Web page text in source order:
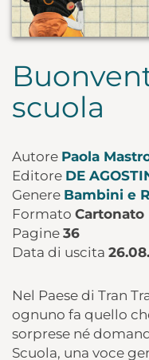
scuola
Autore Paola
Editore DE
Genere Bambini e
Formato Cartonato
Pagine 36
Data di uscita
Nel Paese di Tran
ognuno fa quello
sorprese né
Scuola, una voce